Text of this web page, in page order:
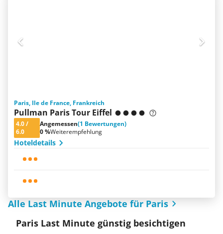
Paris, Ile de France, Frankreich
Pullman Paris Tour Eiffel
4.0/
6.0
Angemessen(1 Bewertungen)
0 %Weiterempfehlung
Hoteldetails
Alle Last Minute Angebote für Paris
Paris Last Minute günstig besichtigen